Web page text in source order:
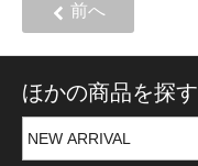
前へ
ほかの商品を探す